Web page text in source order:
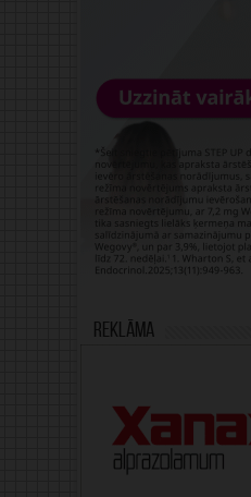
Reklāma